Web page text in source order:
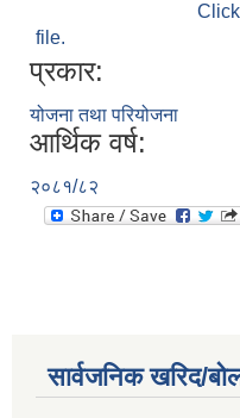
file.
प्रकार:
योजना तथा परियोजना
आर्थिक वर्ष:
२०८१/८२
सार्वजनिक खरिद/